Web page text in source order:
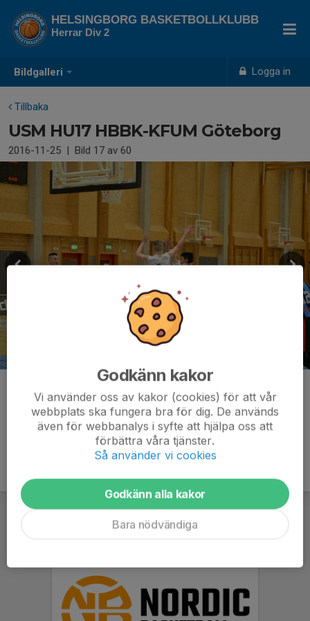
Bildgalleri Logga in
HELSINGBORG BASKETBOLLKLUBB
Herrar Div 2
Tillbaka
USM HU17 HBBK-KFUM Göteborg
2016-11-25 | Bild 17 av 60
Kommentarer
Godkänn kakor
Vi använder oss av kakor (cookies) för att vår
webbplats ska fungera bra för dig. De används
även för webbanalys i syfte att hjälpa oss att
förbättra våra tjänster.
Så använder vi cookies
Godkänn alla kakor
Bara nödvändiga